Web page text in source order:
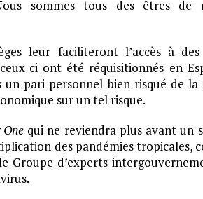
sommes tous des êtres de
leur faciliteront l’accès à des
ci ont été réquisitionnés en
pari personnel bien risqué de la
sur un tel risque.
qui ne reviendra plus avant un
des pandémies tropicales,
Groupe d’experts